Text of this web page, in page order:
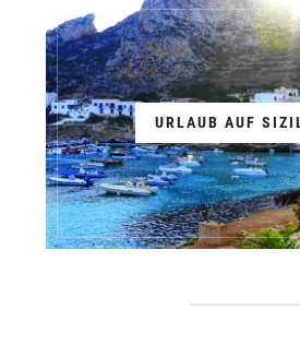
URLAUB AUF